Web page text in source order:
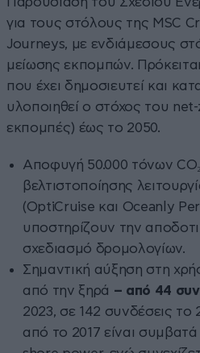
για τους στόλους της MSC
Journeys, με ενδιάμεσους
μείωσης εκπομπών.
που έχει δημοσιευτεί και
υλοποιηθεί ο στόχος του
εκπομπές) έως το 2050.
Αποφυγή 50.000 τόνων
βελτιστοποίησης
(OptiCruise και Oceanly
υποστηρίζουν την
σχεδιασμό δρομολογίων.
Σημαντική αύξηση στη
από την ξηρά – από 44
2023, σε 142 συνδέσεις
από το 2017 είναι